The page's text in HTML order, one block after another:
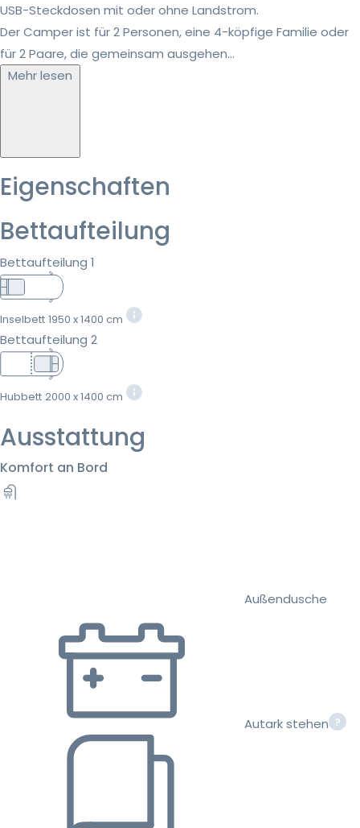
USB-Steckdosen mit oder ohne Landstrom.
Der Camper ist für 2 Personen, eine 4-köpfige Familie oder
für 2 Paare, die gemeinsam ausgehen...
Mehr lesen
Eigenschaften
Bettaufteilung
Bettaufteilung 1
Inselbett 1950 x 1400 cm
Bettaufteilung 2
Hubbett 2000 x 1400 cm
Ausstattung
Komfort an Bord
Außendusche
Autark stehen